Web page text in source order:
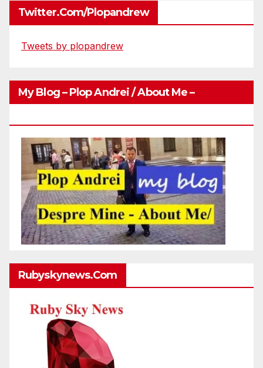
Twitter.com/plopandrew
Tweets by plopandrew
My Blog – Plop Andrei / About Me –
Rubyskynews.com